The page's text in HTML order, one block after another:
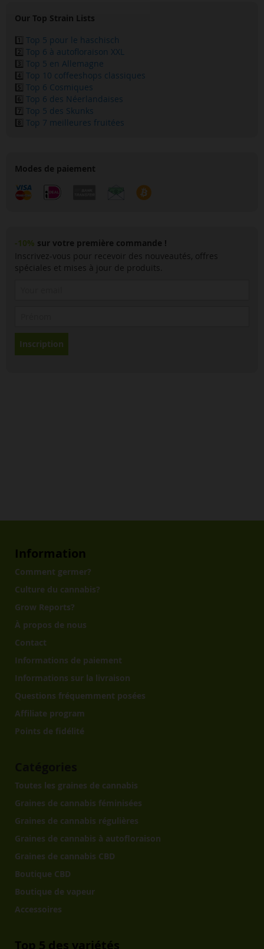
Our Top Strain Lists
1️⃣ Top 5 pour le haschisch
2️⃣ Top 6 à autofloraison XXL
3️⃣ Top 5 en Allemagne
4️⃣ Top 10 coffeeshops classiques
5️⃣ Top 6 Cosmiques
6️⃣ Top 6 des Néerlandaises
7️⃣ Top 5 des Skunks
8️⃣ Top 7 meilleures fruitées
Modes de paiement
-10% sur votre première commande !
Inscrivez-vous pour recevoir des nouveautés, offres
spéciales et mises à jour de produits.
Inscription
Information
Comment germer?
Culture du cannabis?
Grow Reports?
À propos de nous
Contact
Informations de paiement
Informations sur la livraison
Questions fréquemment posées
Affiliate program
Points de fidélité
Toutes les graines de cannabis
Graines de cannabis féminisées
Graines de cannabis régulières
Graines de cannabis à autofloraison
Graines de cannabis CBD
Boutique CBD
Boutique de vapeur
Accessoires
Top 5 des variétés